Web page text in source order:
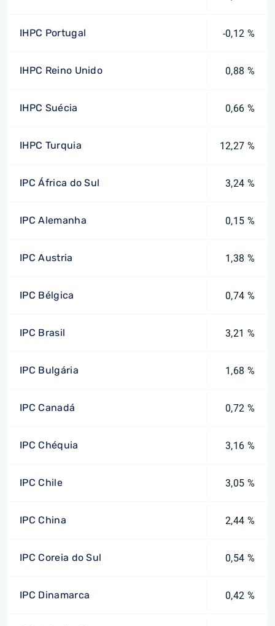
IHPC Portugal -0,12 %
IHPC Reino Unido 0,88 %
IHPC Suécia 0,66 %
IHPC Turquia 12,27 %
IPC África do Sul 3,24 %
IPC Alemanha 0,15 %
IPC Austria 1,38 %
IPC Bélgica 0,74 %
IPC Brasil 3,21 %
IPC Bulgária 1,68 %
IPC Canadá 0,72 %
IPC Chéquia 3,16 %
IPC Chile 3,05 %
IPC China 2,44 %
IPC Coreia do Sul 0,54 %
IPC Dinamarca 0,42 %